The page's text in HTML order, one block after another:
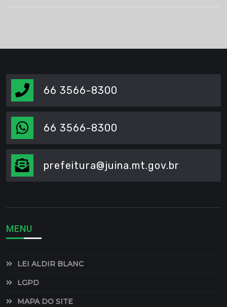
66 3566-8300
66 3566-8300
prefeitura@juina.mt.gov.br
MENU
LEI ALDIR BLANC
LGPD
MAPA DO SITE